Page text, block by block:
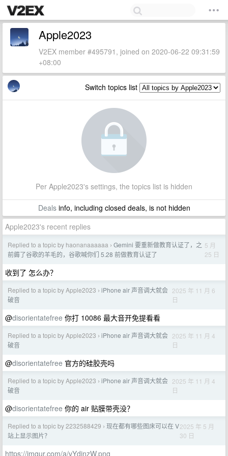
Apple2023
V2EX member #495791, joined on 2020-06-22 09:31:59
+08:00
Switch topics list
Per Apple2023's settings, the topics list is hidden
Dealsinfo, including closed deals, is not hidden
Apple2023's recent replies
Replied to a topic by haonanaaaaaa › Gemini 要重新做教育认证了，之
前薅了谷歌的羊毛的，谷歌喊你们 5.28 前做教育认证了
5 月
25 日
收到了 怎么办？
Replied to a topic by Apple2023 › iPhone air 声音调大就会
破音
2025 年 11 月 6
日
@disorientatefree 你打 10086 最大音开免提看看
Replied to a topic by Apple2023 › iPhone air 声音调大就会
破音
2025 年 11 月 4
日
@disorientatefree 官方的硅胶壳吗
Replied to a topic by Apple2023 › iPhone air 声音调大就会
破音
2025 年 11 月 4
日
@disorientatefree 你的 air 贴膜带壳没？
Replied to a topic by 2232588429 › 现在都有哪些图床可以在 V
站上显示图片？
2025 年 5 月
30 日
https://imgur.com/a/vYdinzW.png